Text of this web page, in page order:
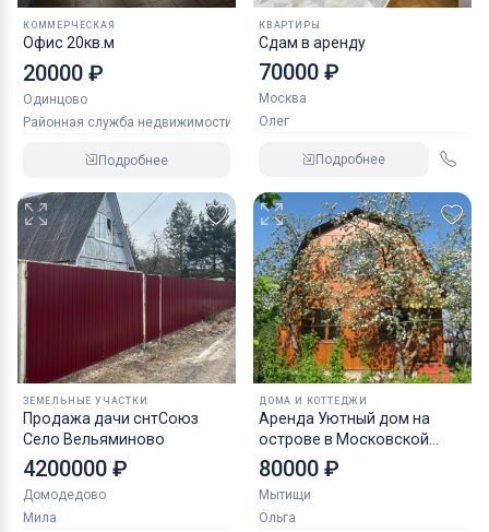
КОММЕРЧЕСКАЯ
Офис 20кв.м
20000 ₽
Одинцово
Районная служба недвижимости
Подробнее
КВАРТИРЫ
Сдам в аренду
70000 ₽
Москва
Олег
Подробнее
ЗЕМЕЛЬНЫЕ УЧАСТКИ
Продажа дачи снтСоюз
Село Вельяминово
4200000 ₽
Домодедово
Мила
ДОМА И КОТТЕДЖИ
Аренда Уютный дом на
острове в Московской
области
80000 ₽
Мытищи
Ольга